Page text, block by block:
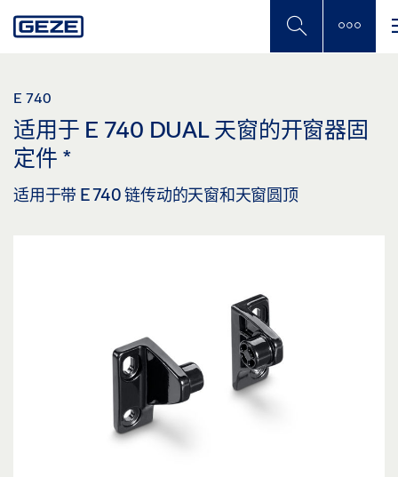
to
E 740
适用于 E 740 DUAL 天窗的开窗器固
定件 *
适用于带 E 740 链传动的天窗和天窗圆顶